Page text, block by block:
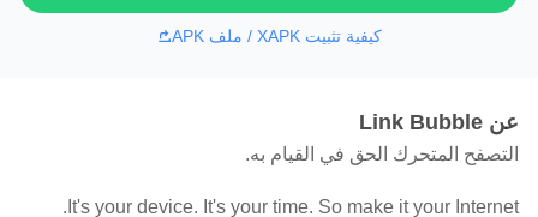
كيفية تثبيت XAPK / ملف APK
عن Link Bubble
التصفح المتحرك الحق في القيام به.
It's your device. It's your time. So make it your Internet.